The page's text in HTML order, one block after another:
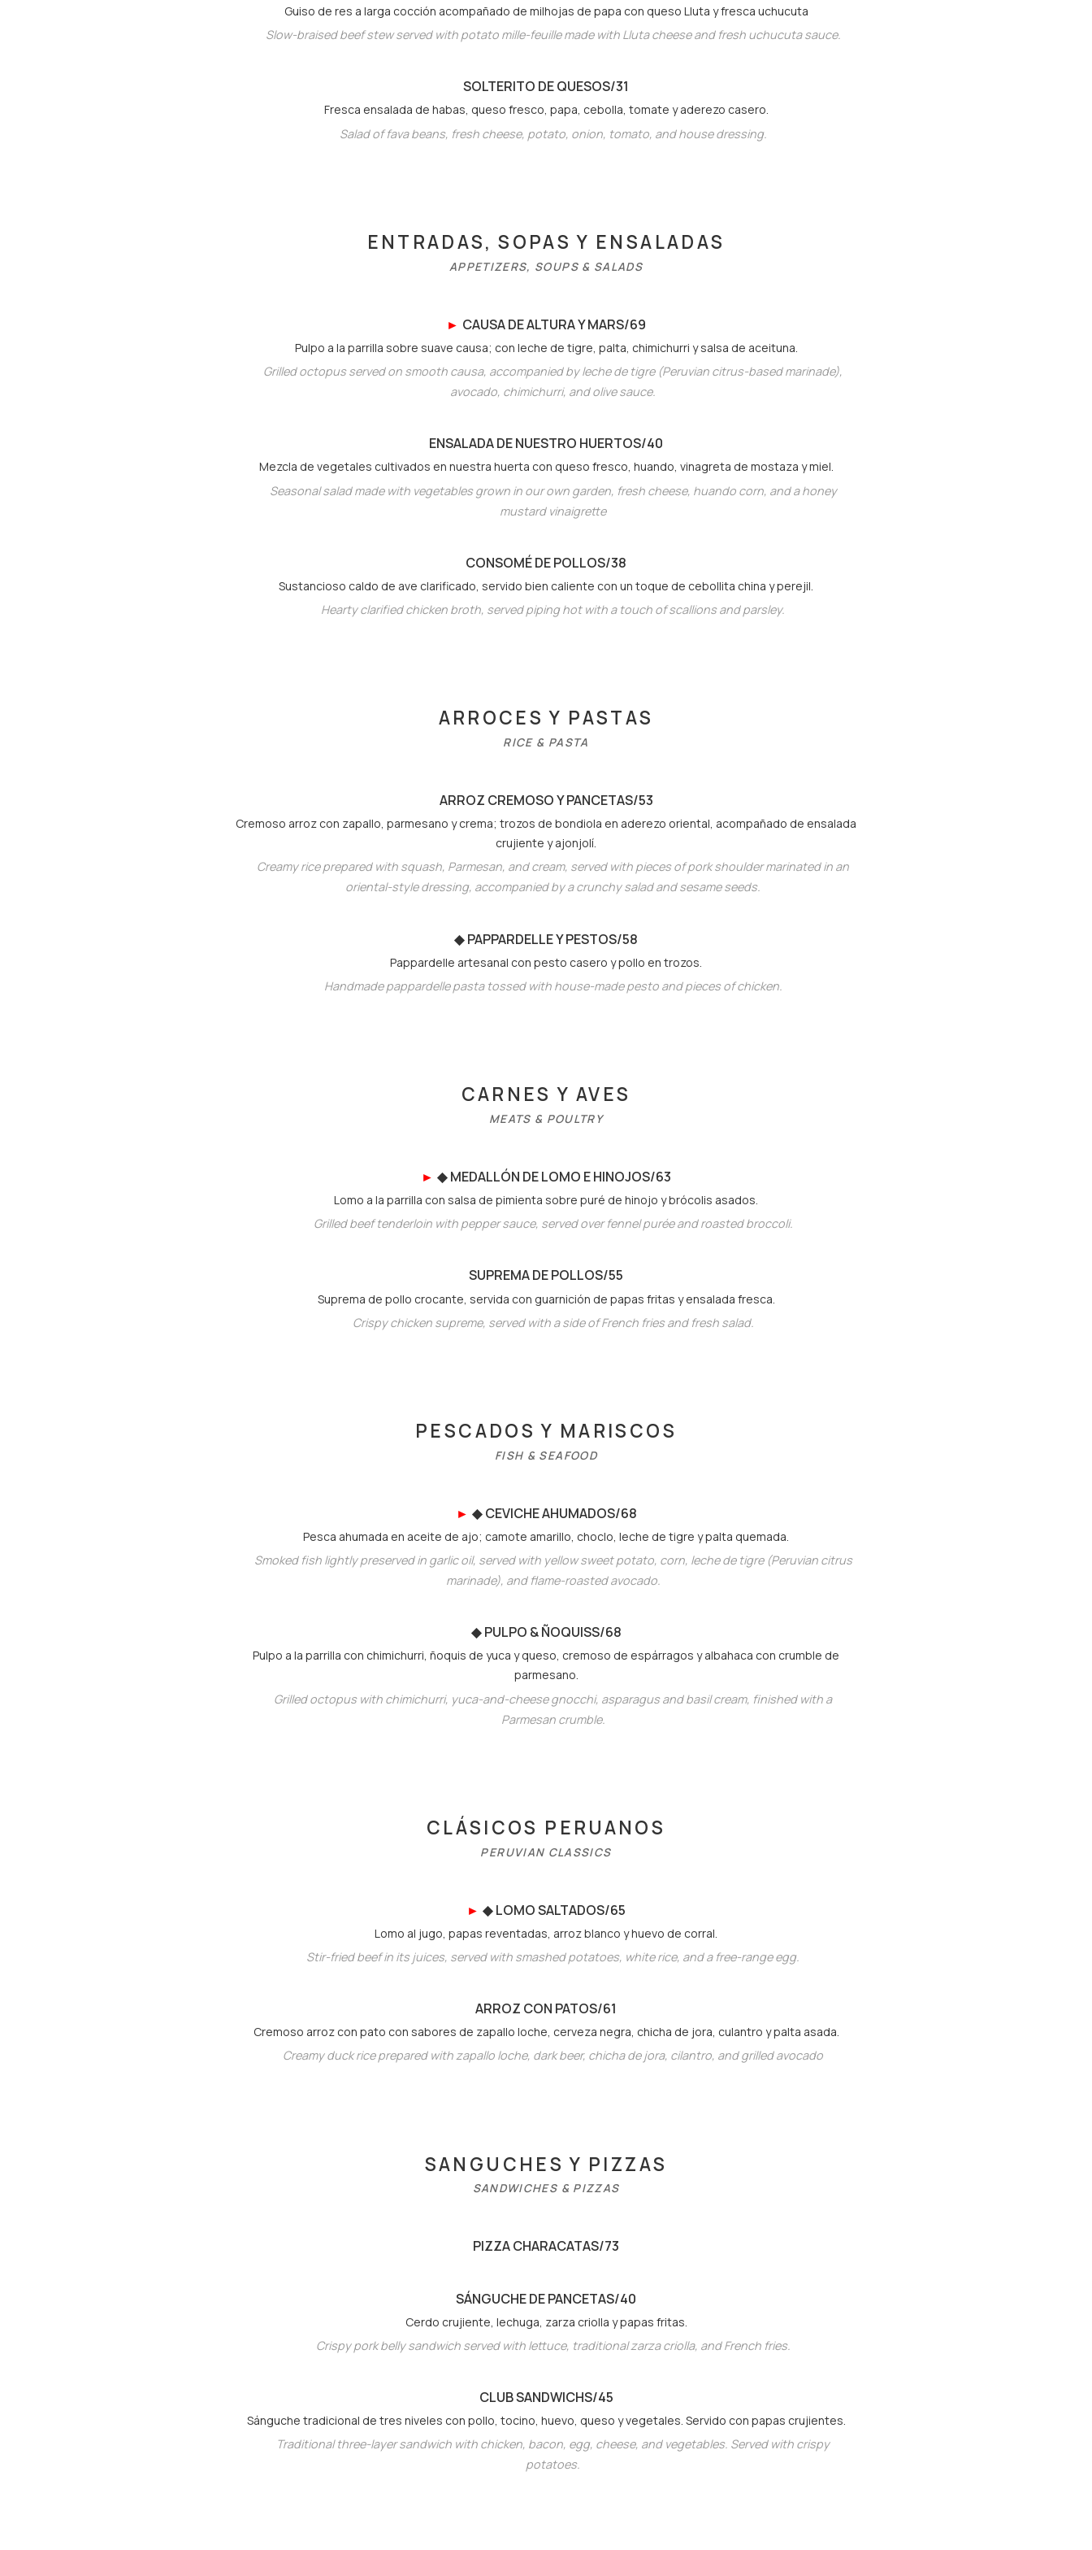
Guiso de res a larga cocción acompañado de milhojas de papa con queso Lluta y fresca uchucuta
Slow-braised beef stew served with potato mille-feuille made with Lluta cheese and fresh uchucuta sauce.
SOLTERITO DE QUESOS/31
Fresca ensalada de habas, queso fresco, papa, cebolla, tomate y aderezo casero.
Salad of fava beans, fresh cheese, potato, onion, tomato, and house dressing.
ENTRADAS, SOPAS Y ENSALADAS
APPETIZERS, SOUPS & SALADS
► CAUSA DE ALTURA Y MARS/69
Pulpo a la parrilla sobre suave causa; con leche de tigre, palta, chimichurri y salsa de aceituna.
Grilled octopus served on smooth causa, accompanied by leche de tigre (Peruvian citrus-based marinade),
avocado, chimichurri, and olive sauce.
ENSALADA DE NUESTRO HUERTOS/40
Mezcla de vegetales cultivados en nuestra huerta con queso fresco, huando, vinagreta de mostaza y miel.
Seasonal salad made with vegetables grown in our own garden, fresh cheese, huando corn, and a honey
mustard vinaigrette
CONSOMÉ DE POLLOS/38
Sustancioso caldo de ave clarificado, servido bien caliente con un toque de cebollita china y perejil.
Hearty clarified chicken broth, served piping hot with a touch of scallions and parsley.
ARROCES Y PASTAS
RICE & PASTA
ARROZ CREMOSO Y PANCETAS/53
Cremoso arroz con zapallo, parmesano y crema; trozos de bondiola en aderezo oriental, acompañado de ensalada
crujiente y ajonjolí.
Creamy rice prepared with squash, Parmesan, and cream, served with pieces of pork shoulder marinated in an
oriental-style dressing, accompanied by a crunchy salad and sesame seeds.
◆ PAPPARDELLE Y PESTOS/58
Pappardelle artesanal con pesto casero y pollo en trozos.
Handmade pappardelle pasta tossed with house-made pesto and pieces of chicken.
CARNES Y AVES
MEATS & POULTRY
► ◆ MEDALLÓN DE LOMO E HINOJOS/63
Lomo a la parrilla con salsa de pimienta sobre puré de hinojo y brócolis asados.
Grilled beef tenderloin with pepper sauce, served over fennel purée and roasted broccoli.
SUPREMA DE POLLOS/55
Suprema de pollo crocante, servida con guarnición de papas fritas y ensalada fresca.
Crispy chicken supreme, served with a side of French fries and fresh salad.
PESCADOS Y MARISCOS
FISH & SEAFOOD
► ◆ CEVICHE AHUMADOS/68
Pesca ahumada en aceite de ajo; camote amarillo, choclo, leche de tigre y palta quemada.
Smoked fish lightly preserved in garlic oil, served with yellow sweet potato, corn, leche de tigre (Peruvian citrus
marinade), and flame-roasted avocado.
◆ PULPO & ÑOQUISS/68
Pulpo a la parrilla con chimichurri, ñoquis de yuca y queso, cremoso de espárragos y albahaca con crumble de
parmesano.
Grilled octopus with chimichurri, yuca-and-cheese gnocchi, asparagus and basil cream, finished with a
Parmesan crumble.
CLÁSICOS PERUANOS
PERUVIAN CLASSICS
► ◆ LOMO SALTADOS/65
Lomo al jugo, papas reventadas, arroz blanco y huevo de corral.
Stir-fried beef in its juices, served with smashed potatoes, white rice, and a free-range egg.
ARROZ CON PATOS/61
Cremoso arroz con pato con sabores de zapallo loche, cerveza negra, chicha de jora, culantro y palta asada.
Creamy duck rice prepared with zapallo loche, dark beer, chicha de jora, cilantro, and grilled avocado
SANGUCHES Y PIZZAS
SANDWICHES & PIZZAS
PIZZA CHARACATAS/73
SÁNGUCHE DE PANCETAS/40
Cerdo crujiente, lechuga, zarza criolla y papas fritas.
Crispy pork belly sandwich served with lettuce, traditional zarza criolla, and French fries.
CLUB SANDWICHS/45
Sánguche tradicional de tres niveles con pollo, tocino, huevo, queso y vegetales. Servido con papas crujientes.
Traditional three-layer sandwich with chicken, bacon, egg, cheese, and vegetables. Served with crispy
potatoes.